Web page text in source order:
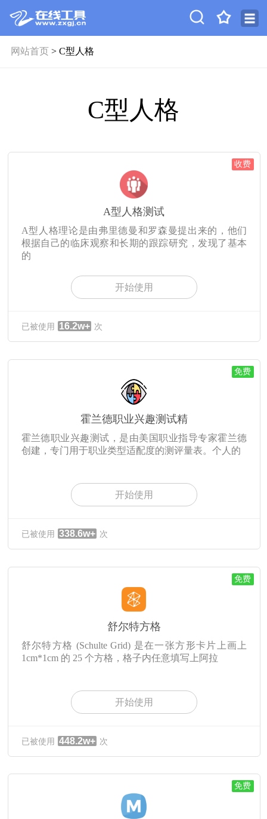
网站首页> C型人格
C型人格
收费
A型人格测试
A型人格理论是由弗里德曼和罗森曼提出来的，他们
根据自己的临床观察和长期的跟踪研究，发现了基本
的
开始使用
已被使用 16.2w+ 次
免费
霍兰德职业兴趣测试精
霍兰德职业兴趣测试，是由美国职业指导专家霍兰德
创建，专门用于职业类型适配度的测评量表。个人的
开始使用
已被使用 338.6w+ 次
免费
舒尔特方格
舒尔特方格 (Schulte Grid) 是在一张方形卡片上画上
1cm*1cm 的 25 个方格，格子内任意填写上阿拉
开始使用
已被使用 448.2w+ 次
免费